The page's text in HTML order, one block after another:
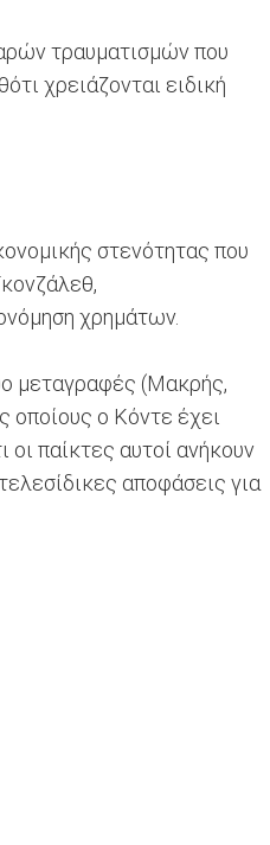
τραυματισμών που
χρειάζονται ειδική
στενότητας που
χρημάτων.
μεταγραφές (Μακρής,
οποίους ο Κόντε έχει
παίκτες αυτοί ανήκουν
αποφάσεις για